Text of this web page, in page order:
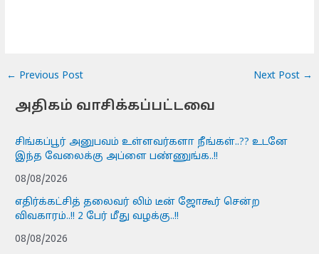
← Previous Post Next Post →
அதிகம் வாசிக்கப்பட்டவை
சிங்கப்பூர் அனுபவம் உள்ளவர்களா நீங்கள்..?? உடனே
இந்த வேலைக்கு அப்ளை பண்ணுங்க..!!
08/08/2026
எதிர்க்கட்சித் தலைவர் லிம் டீன் ஜோகூர் சென்ற
விவகாரம்..!! 2 பேர் மீது வழக்கு..!!
08/08/2026